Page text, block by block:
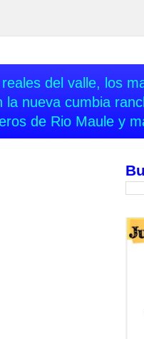
del valle, los
nueva cumbia
de Rio Maule y